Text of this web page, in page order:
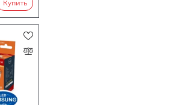
Купить